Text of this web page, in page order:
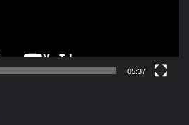
05:37